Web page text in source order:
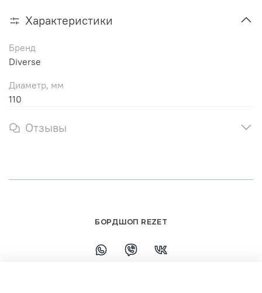
Характеристики
Бренд
Diverse
Диаметр, мм
110
Отзывы
БОРДШОП REZET